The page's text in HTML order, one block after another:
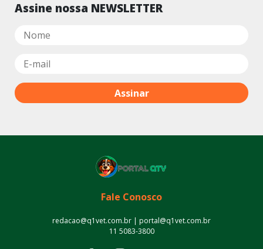
Assine nossa NEWSLETTER
Fale Conosco
redacao@q1vet.com.br | portal@q1vet.com.br
11 5083-3800